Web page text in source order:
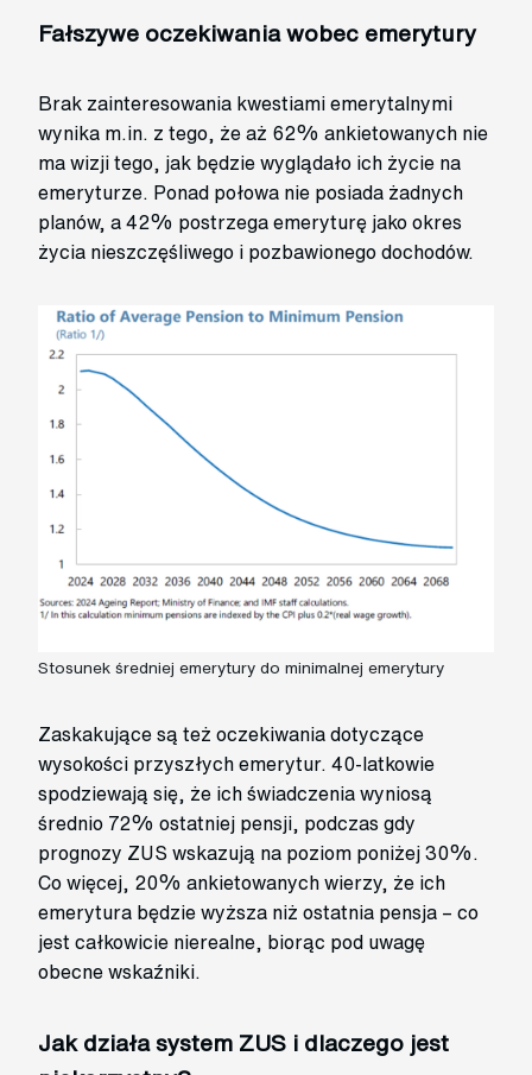
Fałszywe oczekiwania wobec emerytury
Brak zainteresowania kwestiami emerytalnymi
wynika m.in. z tego, że aż 62% ankietowanych nie
ma wizji tego, jak będzie wyglądało ich życie na
emeryturze. Ponad połowa nie posiada żadnych
planów, a 42% postrzega emeryturę jako okres
życia nieszczęśliwego i pozbawionego dochodów.
Stosunek średniej emerytury do minimalnej emerytury
Zaskakujące są też oczekiwania dotyczące
wysokości przyszłych emerytur. 40-latkowie
spodziewają się, że ich świadczenia wyniosą
średnio 72% ostatniej pensji, podczas gdy
prognozy ZUS wskazują na poziom poniżej 30%.
Co więcej, 20% ankietowanych wierzy, że ich
emerytura będzie wyższa niż ostatnia pensja – co
jest całkowicie nierealne, biorąc pod uwagę
obecne wskaźniki.
Jak działa system ZUS i dlaczego jest